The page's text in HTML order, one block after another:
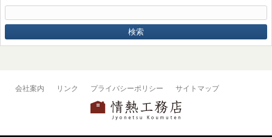
会社案内 リンク プライバシーポリシー サイトマップ